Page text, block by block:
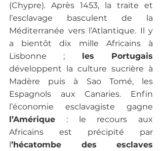
(Chypre). Après 1453, la traite et
l’esclavage basculent de la
Méditerranée vers l’Atlantique. Il y
a bientôt dix mille Africains à
Lisbonne ;
développent la culture sucrière à
Madère puis à Sao Tomé, les
Espagnols aux Canaries. Enfin
l’économie esclavagiste gagne
l’Amérique : le recours aux
Africains est précipité par
’hécatombe des esclaves